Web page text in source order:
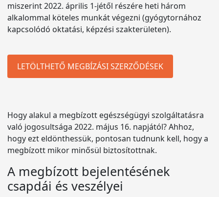
miszerint 2022. április 1-jétől részére heti három
alkalommal köteles munkát végezni (gyógytornához
kapcsolódó oktatási, képzési szakterületen).
LETÖLTHETŐ MEGBÍZÁSI SZERZŐDÉSEK
Hogy alakul a megbízott egészségügyi szolgáltatásra
való jogosultsága 2022. május 16. napjától? Ahhoz,
hogy ezt eldönthessük, pontosan tudnunk kell, hogy a
megbízott mikor minősül biztosítottnak.
A megbízott bejelentésének
csapdái és veszélyei